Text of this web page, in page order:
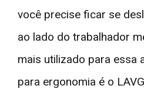
você precise ficar se
ao lado do trabalhador
mais utilizado para essa
para ergonomia é o